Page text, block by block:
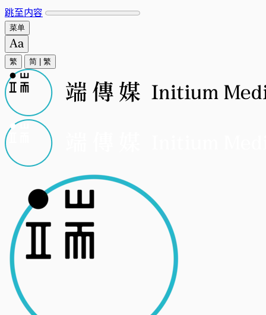
跳至内容
菜单
繁 简 繁